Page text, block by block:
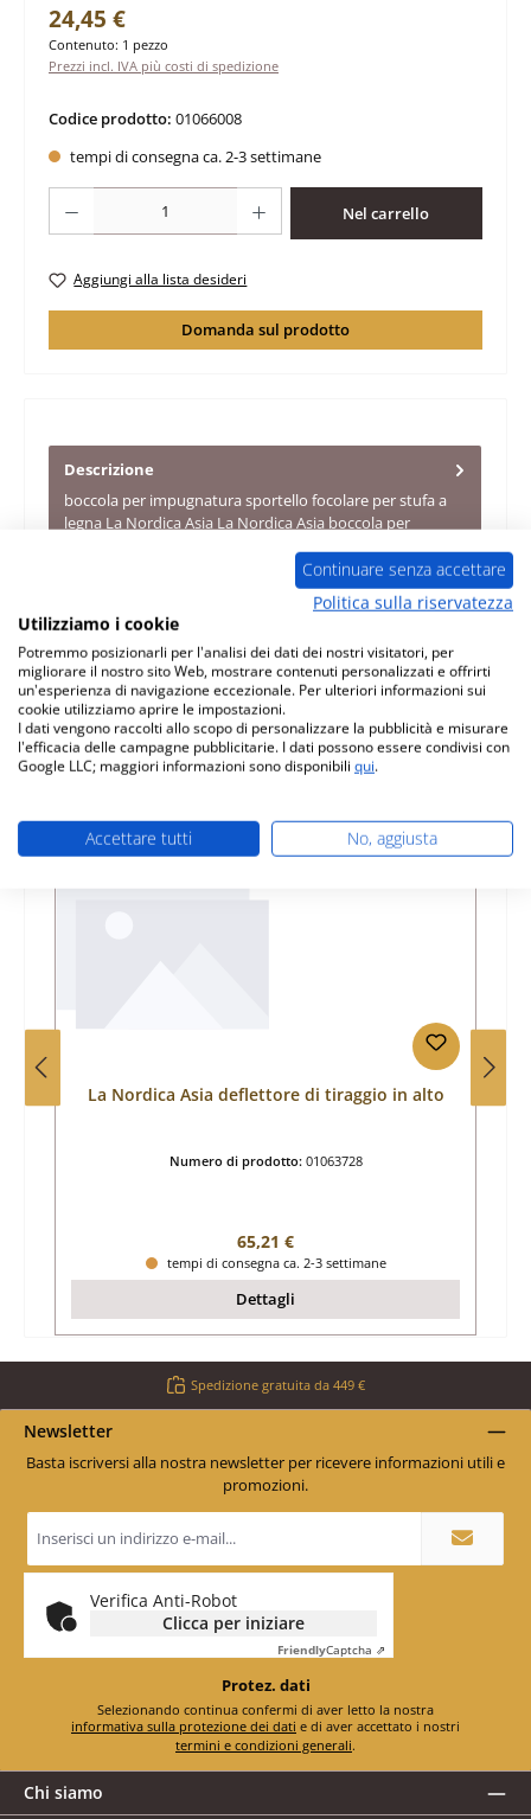
Prezzo normale:
24,45 €
Contenuto: 1 pezzo
Prezzi incl. IVA più costi di spedizione
Codice prodotto: 01066008
tempi di consegna ca. 2-3 settimane
Quantità del prodotto: inserisci la quantità desiderata o usa i pulsanti per
Nel carrello
Aggiungi alla lista desideri
Domanda sul prodotto
Descrizione
boccola per impugnatura sportello focolare per stufa a
legna La Nordica Asia La Nordica Asia boccola per
Informazioni sulla sicurezza dei prodotti
La Nordica Asia deflettore di tiraggio in alto
Numero di prodotto: 01063728
Prezzo normale:
65,21 €
tempi di consegna ca. 2-3 settimane
Dettagli
Spedizione gratuita da 449 €
Newsletter
Basta iscriversi alla nostra newsletter per ricevere informazioni utili e
promozioni.
*
Verifica Anti-Robot
Clicca per iniziare
FriendlyCaptcha ⇗
Protez. dati
informativa sulla protezione dei dati
termini e condizioni generali.
Chi siamo
Continuare senza accettare
Politica sulla riservatezza
Utilizziamo i cookie
Potremmo posizionarli per l'analisi dei dati dei nostri visitatori, per
migliorare il nostro sito Web, mostrare contenuti personalizzati e offrirti
un'esperienza di navigazione eccezionale. Per ulteriori informazioni sui
cookie utilizziamo aprire le impostazioni.
I dati vengono raccolti allo scopo di personalizzare la pubblicità e misurare
l'efficacia delle campagne pubblicitarie. I dati possono essere condivisi con
Google LLC; maggiori informazioni sono disponibili qui.
Accettare tutti No, aggiusta